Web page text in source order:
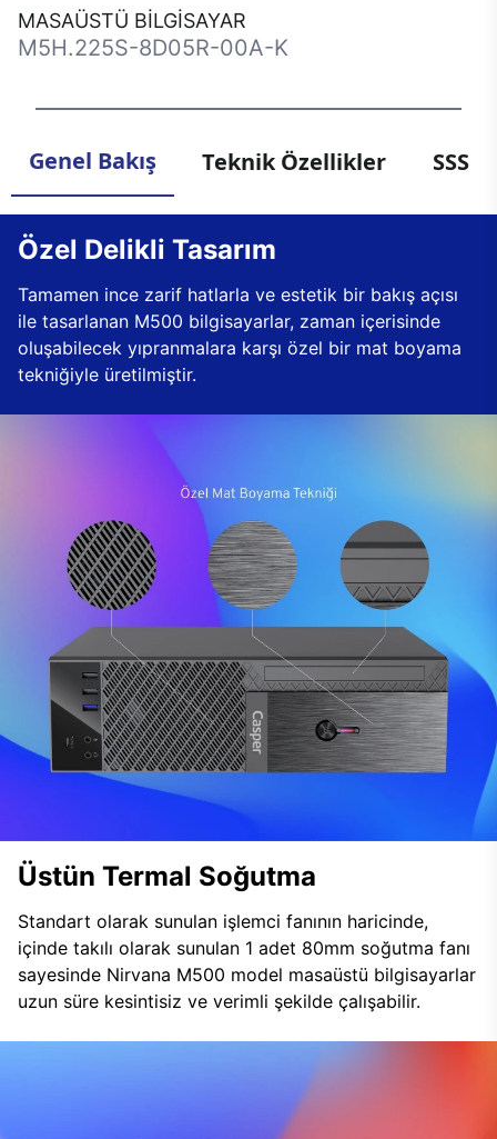
MASAÜSTÜ BİLGİSAYAR
M5H.225S-8D05R-00A-K
Genel Bakış Teknik Özellikler SSS
Özel Delikli Tasarım
Tamamen ince zarif hatlarla ve estetik bir bakış açısı
ile tasarlanan M500 bilgisayarlar, zaman içerisinde
oluşabilecek yıpranmalara karşı özel bir mat boyama
tekniğiyle üretilmiştir.
Üstün Termal Soğutma
Standart olarak sunulan işlemci fanının haricinde,
içinde takılı olarak sunulan 1 adet 80mm soğutma fanı
sayesinde Nirvana M500 model masaüstü bilgisayarlar
uzun süre kesintisiz ve verimli şekilde çalışabilir.